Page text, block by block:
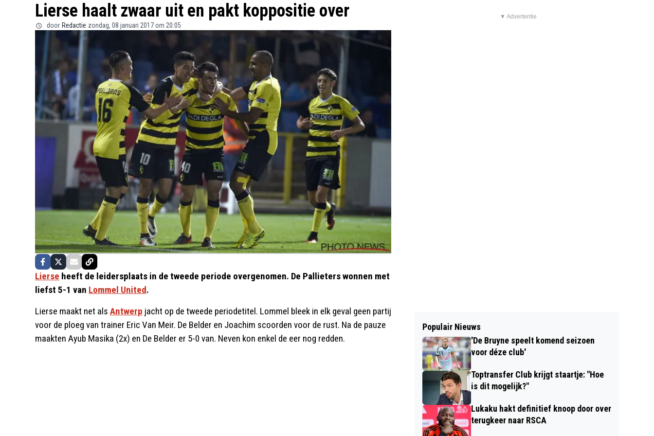
Lierse haalt zwaar uit en pakt koppositie over
door Redactie zondag, 08 januari 2017 om 20:05
Lierse heeft de leidersplaats in de tweede periode overgenomen. De Pallieters wonnen met
liefst 5-1 van Lommel United.
Lierse maakt net als Antwerp jacht op de tweede periodetitel. Lommel bleek in elk geval geen partij
voor de ploeg van trainer Eric Van Meir. De Belder en Joachim scoorden voor de rust. Na de pauze
maakten Ayub Masika (2x) en De Belder er 5-0 van. Neven kon enkel de eer nog redden.
▼ Advertentie
Populair Nieuws
'De Bruyne speelt komend seizoen
voor déze club'
Toptransfer Club krijgt staartje: "Hoe
is dit mogelijk?"
Lukaku hakt definitief knoop door over
terugkeer naar RSCA